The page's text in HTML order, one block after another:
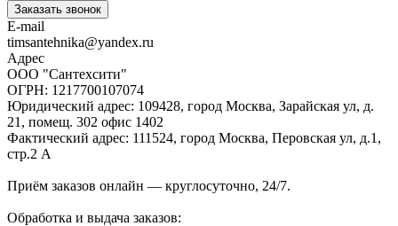
Заказать звонок
E-mail
timsantehnika@yandex.ru
Адрес
ООО "Сантехсити"
ОГРН: 1217700107074
Юридический адрес: 109428, город Москва, Зарайская ул, д.
21, помещ. 302 офис 1402
Фактический адрес: 111524, город Москва, Перовская ул, д.1,
стр.2 А
Приём заказов онлайн — круглосуточно, 24/7.
Обработка и выдача заказов: